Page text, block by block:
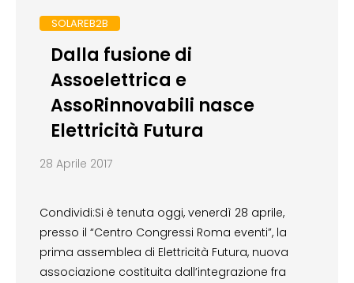
SOLAREB2B
Dalla fusione di
Assoelettrica e
AssoRinnovabili nasce
Elettricità Futura
28 Aprile 2017
Condividi:Si è tenuta oggi, venerdì 28 aprile,
presso il “Centro Congressi Roma eventi”, la
prima assemblea di Elettricità Futura, nuova
associazione costituita dall’integrazione fra